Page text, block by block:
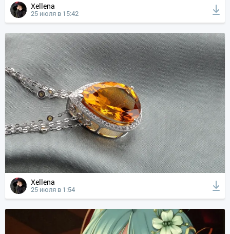
Xellena
25 июля в 15:42
Xellena
25 июля в 1:54